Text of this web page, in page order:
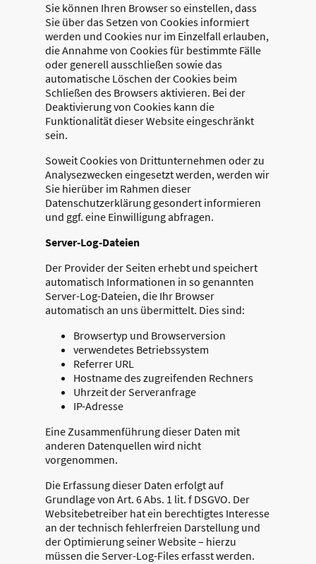
Sie können Ihren Browser so einstellen, dass
Sie über das Setzen von Cookies informiert
werden und Cookies nur im Einzelfall erlauben,
die Annahme von Cookies für bestimmte Fälle
oder generell ausschließen sowie das
automatische Löschen der Cookies beim
Schließen des Browsers aktivieren. Bei der
Deaktivierung von Cookies kann die
Funktionalität dieser Website eingeschränkt
sein.
Soweit Cookies von Drittunternehmen oder zu
Analysezwecken eingesetzt werden, werden wir
Sie hierüber im Rahmen dieser
Datenschutzerklärung gesondert informieren
und ggf. eine Einwilligung abfragen.
Server-Log-Dateien
Der Provider der Seiten erhebt und speichert
automatisch Informationen in so genannten
Server-Log-Dateien, die Ihr Browser
automatisch an uns übermittelt. Dies sind:
Browsertyp und Browserversion
verwendetes Betriebssystem
Referrer URL
Hostname des zugreifenden Rechners
Uhrzeit der Serveranfrage
IP-Adresse
Eine Zusammenführung dieser Daten mit
anderen Datenquellen wird nicht
vorgenommen.
Die Erfassung dieser Daten erfolgt auf
Grundlage von Art. 6 Abs. 1 lit. f DSGVO. Der
Websitebetreiber hat ein berechtigtes Interesse
an der technisch fehlerfreien Darstellung und
der Optimierung seiner Website – hierzu
müssen die Server-Log-Files erfasst werden.